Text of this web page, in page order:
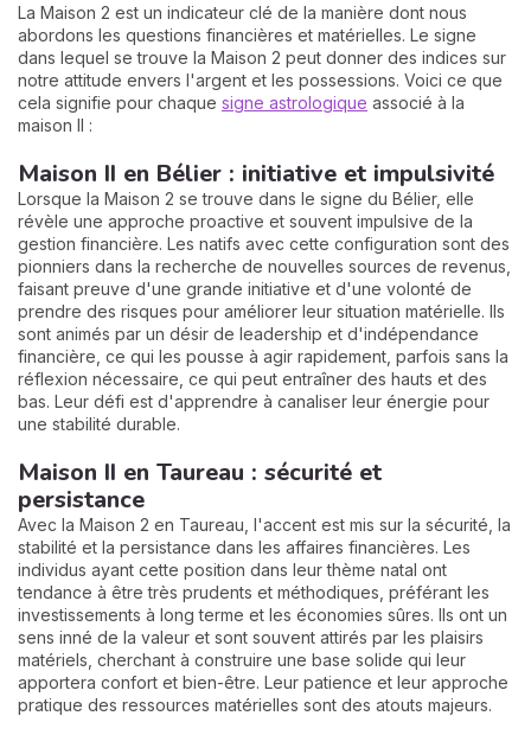
La Maison 2 est un indicateur clé de la manière dont nous
abordons les questions financières et matérielles. Le signe
dans lequel se trouve la Maison 2 peut donner des indices sur
notre attitude envers l'argent et les possessions. Voici ce que
cela signifie pour chaque signe astrologique associé à la
maison II :
Maison II en Bélier : initiative et impulsivité
Lorsque la Maison 2 se trouve dans le signe du Bélier, elle
révèle une approche proactive et souvent impulsive de la
gestion financière. Les natifs avec cette configuration sont des
pionniers dans la recherche de nouvelles sources de revenus,
faisant preuve d'une grande initiative et d'une volonté de
prendre des risques pour améliorer leur situation matérielle. Ils
sont animés par un désir de leadership et d'indépendance
financière, ce qui les pousse à agir rapidement, parfois sans la
réflexion nécessaire, ce qui peut entraîner des hauts et des
bas. Leur défi est d'apprendre à canaliser leur énergie pour
une stabilité durable.
Maison II en Taureau : sécurité et
persistance
Avec la Maison 2 en Taureau, l'accent est mis sur la sécurité, la
stabilité et la persistance dans les affaires financières. Les
individus ayant cette position dans leur thème natal ont
tendance à être très prudents et méthodiques, préférant les
investissements à long terme et les économies sûres. Ils ont un
sens inné de la valeur et sont souvent attirés par les plaisirs
matériels, cherchant à construire une base solide qui leur
apportera confort et bien-être. Leur patience et leur approche
pratique des ressources matérielles sont des atouts majeurs.